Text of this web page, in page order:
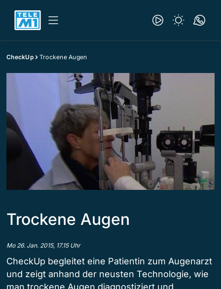
CheckUp Trockene Augen
Trockene Augen
Mo 26. Jan. 2015, 17.15 Uhr
CheckUp begleitet eine Patientin zum Augenarzt
und zeigt anhand der neusten Technologie, wie